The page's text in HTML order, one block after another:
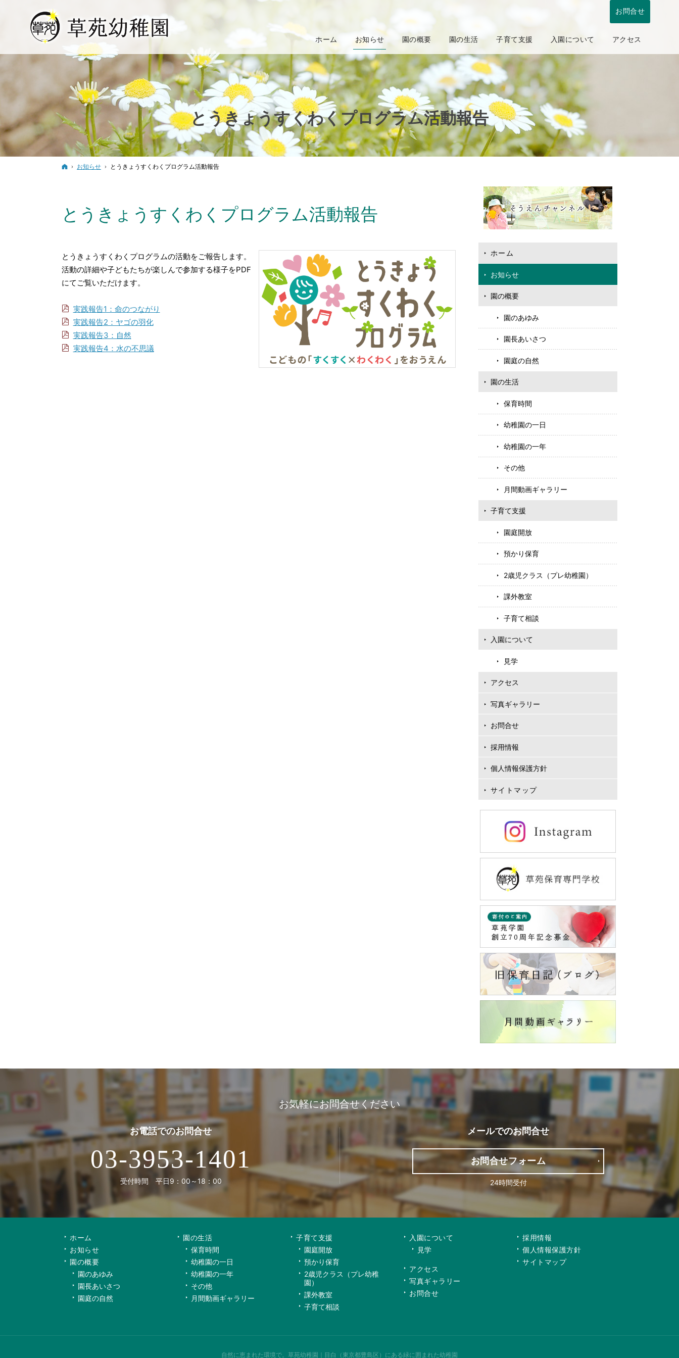
とうきょうすくわくプログラム活動報告
ホーム
お知らせ とうきょうすくわくプログラム活動報告
とうきょうすくわくプログラム活動報告
とうきょうすくわくプログラムの活動をご報告します。
活動の詳細や子どもたちが楽しんで参加する様子をPDF
にてご覧いただけます。
実践報告1：命のつながり
実践報告2：ヤゴの羽化
実践報告3：自然
実践報告4：水の不思議
ホーム
お知らせ
園の概要
園のあゆみ
園長あいさつ
園庭の自然
園の生活
保育時間
幼稚園の一日
幼稚園の一年
その他
月間動画ギャラリー
子育て支援
園庭開放
預かり保育
2歳児クラス（プレ幼稚園）
課外教室
子育て相談
入園について
見学
アクセス
写真ギャラリー
お問合せ
採用情報
個人情報保護方針
サイトマップ
お問合せ
ホーム お知らせ 園の概要 園の生活 子育て支援 入園について アクセス
お気軽にお問合せください
お電話でのお問合せ
03-3953-1401
受付時間 平日9：00～18：00
メールでのお問合せ
お問合せフォーム
24時間受付
ホーム
お知らせ
園の概要
園のあゆみ
園長あいさつ
園庭の自然
園の生活
保育時間
幼稚園の一日
幼稚園の一年
その他
月間動画ギャラリー
子育て支援
園庭開放
預かり保育
2歳児クラス（プレ幼稚
園）
課外教室
子育て相談
入園について
見学
アクセス
写真ギャラリー
お問合せ
採用情報
個人情報保護方針
サイトマップ
自然に恵まれた環境で。 草苑幼稚園｜目白（東京都豊島区）にある緑に囲まれた幼稚園